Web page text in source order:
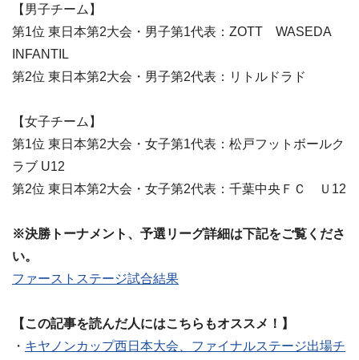
【男子チーム】
第1位 東日本第2大会・男子第1代表：ZOTT WASEDA
INFANTIL
第2位 東日本第2大会・男子第2代表：リトルドラド
【女子チーム】
第1位 東日本第2大会・女子第1代表：松戸フットボールク
ラブ U12
第2位 東日本第2大会・女子第2代表：千葉中央ＦＣ Ｕ12
※決勝トーナメント、予選リーグ詳細は下記をご覧くださ
い。
ファーストステージ試合結果
【この記事を読んだ人にはこちらもオススメ！】
・ キヤノンカップ西日本大会、ファイナルステージ出場チ